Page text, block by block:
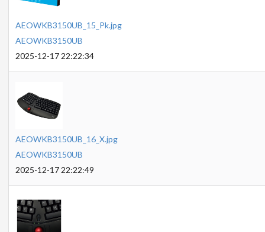
AEOWKB3150UB_15_Pk.jpg
AEOWKB3150UB
2025-12-17 22:22:34
AEOWKB3150UB_16_X.jpg
AEOWKB3150UB
2025-12-17 22:22:49